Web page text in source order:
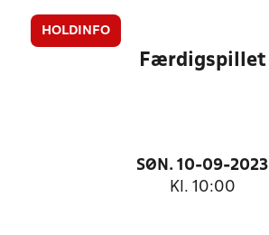
HOLDINFO
Færdigspillet
SØN. 10-09-2023
Kl. 10:00